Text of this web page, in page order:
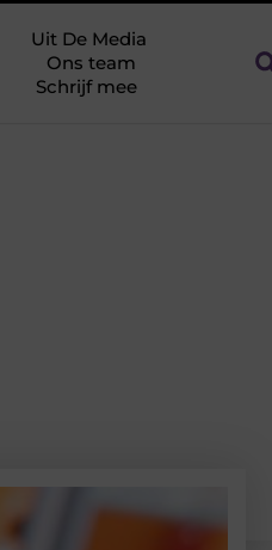
Uit De Media
Ons team
Schrijf mee